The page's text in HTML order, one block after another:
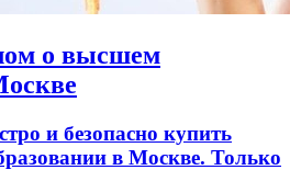
о высшем
и безопасно купить
в Москве. Только